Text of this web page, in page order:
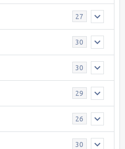
27
30
30
29
26
30